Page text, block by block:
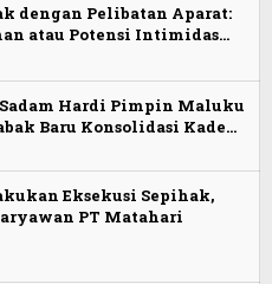
dengan Pelibatan Aparat:
atau Potensi Intimidas…
Sadam Hardi Pimpin Maluku
Baru Konsolidasi Kade…
Eksekusi Sepihak,
PT Matahari